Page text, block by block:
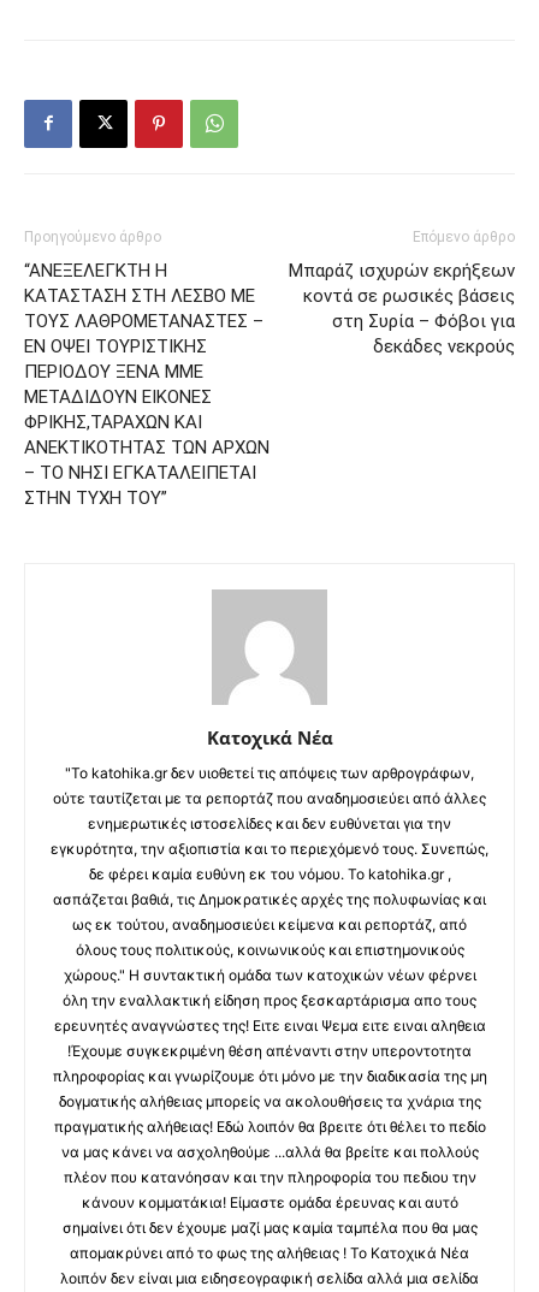
Προηγούμενο άρθρο
“ΑΝΕΞΕΛΕΓΚΤΗ Η
ΚΑΤΑΣΤΑΣΗ ΣΤΗ ΛΕΣΒΟ ΜΕ
ΤΟΥΣ ΛΑΘΡΟΜΕΤΑΝΑΣΤΕΣ –
ΕΝ ΟΨΕΙ ΤΟΥΡΙΣΤΙΚΗΣ
ΠΕΡΙΟΔΟΥ ΞΕΝΑ ΜΜΕ
ΜΕΤΑΔΙΔΟΥΝ ΕΙΚΟΝΕΣ
ΦΡΙΚΗΣ,ΤΑΡΑΧΩΝ ΚΑΙ
ΑΝΕΚΤΙΚΟΤΗΤΑΣ ΤΩΝ ΑΡΧΩΝ
– ΤΟ ΝΗΣΙ ΕΓΚΑΤΑΛΕΙΠΕΤΑΙ
ΣΤΗΝ ΤΥΧΗ ΤΟΥ”
Επόμενο άρθρο
Μπαράζ ισχυρών εκρήξεων
κοντά σε ρωσικές βάσεις
στη Συρία – Φόβοι για
δεκάδες νεκρούς
Κατοχικά Νέα
"Το katohika.gr δεν υιοθετεί τις απόψεις των αρθρογράφων,
ούτε ταυτίζεται με τα ρεπορτάζ που αναδημοσιεύει από άλλες
ενημερωτικές ιστοσελίδες και δεν ευθύνεται για την
εγκυρότητα, την αξιοπιστία και το περιεχόμενό τους. Συνεπώς,
δε φέρει καμία ευθύνη εκ του νόμου. Το katohika.gr ,
ασπάζεται βαθιά, τις Δημοκρατικές αρχές της πολυφωνίας και
ως εκ τούτου, αναδημοσιεύει κείμενα και ρεπορτάζ, από
όλους τους πολιτικούς, κοινωνικούς και επιστημονικούς
χώρους." Η συντακτική ομάδα των κατοχικών νέων φέρνει
όλη την εναλλακτική είδηση προς ξεσκαρτάρισμα απο τους
ερευνητές αναγνώστες της! Ειτε ειναι Ψεμα ειτε ειναι αληθεια
!Έχουμε συγκεκριμένη θέση απέναντι στην υπεροντοτητα
πληροφορίας και γνωρίζουμε ότι μόνο με την διαδικασία της μη
δογματικής αλήθειας μπορείς να ακολουθήσεις τα χνάρια της
πραγματικής αλήθειας! Εδώ λοιπόν θα βρειτε ότι θέλει το πεδίο
να μας κάνει να ασχοληθούμε ...αλλά θα βρείτε και πολλούς
πλέον που κατανόησαν και την πληροφορία του πεδιου την
κάνουν κομματάκια! Είμαστε ομάδα έρευνας και αυτό
σημαίνει ότι δεν έχουμε μαζί μας καμία ταμπέλα που θα μας
απομακρύνει από το φως της αλήθειας ! Το Κατοχικά Νέα
λοιπόν δεν είναι μια ειδησεογραφική σελίδα αλλά μια σελίδα